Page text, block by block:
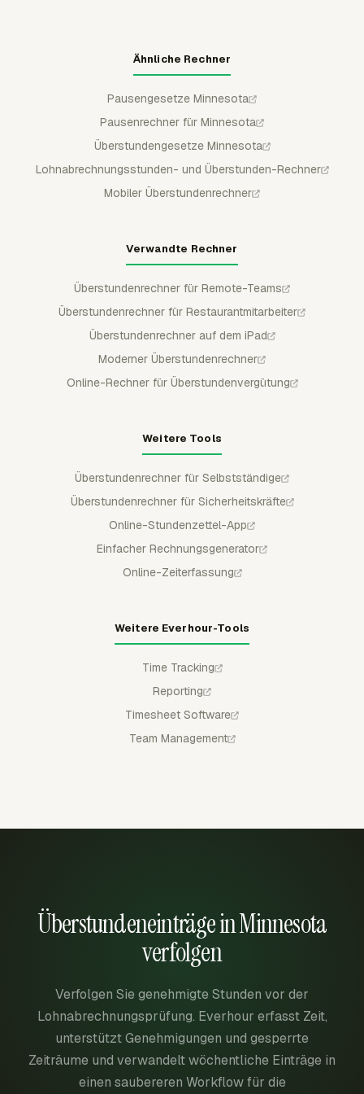
Ähnliche Rechner
Pausengesetze Minnesota
Pausenrechner für Minnesota
Überstundengesetze Minnesota
Lohnabrechnungsstunden- und Überstunden-Rechner
Mobiler Überstundenrechner
Verwandte Rechner
Überstundenrechner für Remote-Teams
Überstundenrechner für Restaurantmitarbeiter
Überstundenrechner auf dem iPad
Moderner Überstundenrechner
Online-Rechner für Überstundenvergütung
Weitere Tools
Überstundenrechner für Selbstständige
Überstundenrechner für Sicherheitskräfte
Online-Stundenzettel-App
Einfacher Rechnungsgenerator
Online-Zeiterfassung
Weitere Everhour-Tools
Time Tracking
Reporting
Timesheet Software
Team Management
Überstundeneinträge in Minnesota
verfolgen
Verfolgen Sie genehmigte Stunden vor der
Lohnabrechnungsprüfung. Everhour erfasst Zeit,
unterstützt Genehmigungen und gesperrte
Zeiträume und verwandelt wöchentliche Einträge in
einen saubereren Workflow für die